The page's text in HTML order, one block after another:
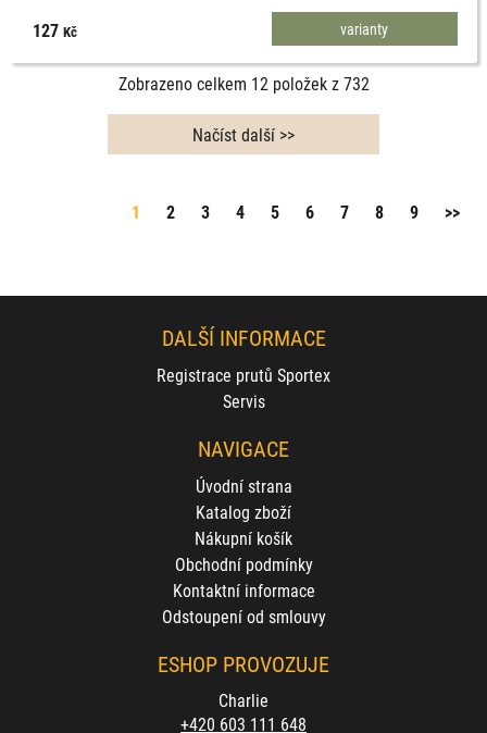
varianty
127Kč
Zobrazeno celkem 12 položek z732
1 2 3 4 5 6 7 8 9 >>
DALŠÍ INFORMACE
Registrace prutů Sportex
Servis
NAVIGACE
Úvodní strana
Katalog zboží
Nákupní košík
Obchodní podmínky
Kontaktní informace
Odstoupení od smlouvy
ESHOP PROVOZUJE
Charlie
+420 603 111 648